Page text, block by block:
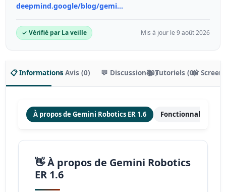
deepmind.google/blog/gemi...
✓ Vérifié par La veille Mis à jour le 9 août 2026
📋 Informations⭐ Avis (0) 💬 Discussion (0)📚 Tutoriels (0)📸
À propos de Gemini Robotics ER 1.6 Fonctionnalités
👋 À propos de Gemini Robotics
ER 1.6